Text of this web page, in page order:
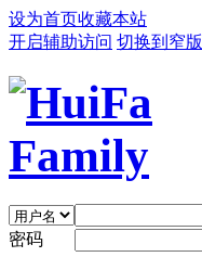
设为首页收藏本站
开启辅助访问 切换到窄版
密码